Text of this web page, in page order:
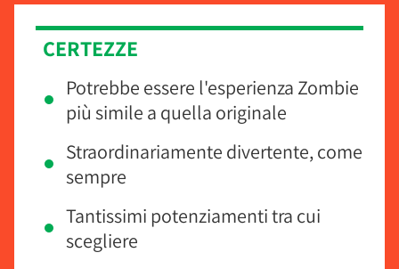
CERTEZZE
Potrebbe essere l'esperienza Zombie
più simile a quella originale
Straordinariamente divertente, come
sempre
Tantissimi potenziamenti tra cui
scegliere